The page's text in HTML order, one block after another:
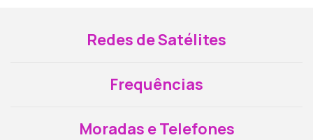
Redes de Satélites
Frequências
Moradas e Telefones